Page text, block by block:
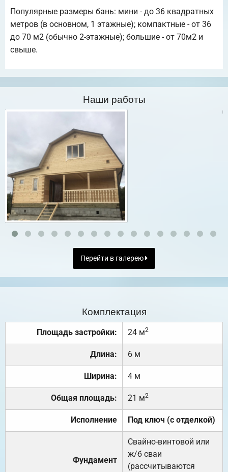
Популярные размеры бань: мини - до 36 квадратных
метров (в основном, 1 этажные); компактные - от 36
до 70 м2 (обычно 2-этажные); большие - от 70м2 и
свыше.
Наши работы
Перейти в галерею
Комплектация
Площадь застройки: 24 м2
Длина: 6 м
Ширина: 4 м
Общая площадь: 21 м2
Исполнение Под ключ (с отделкой)
Фундамент
Свайно-винтовой или
ж/б сваи
(рассчитываются